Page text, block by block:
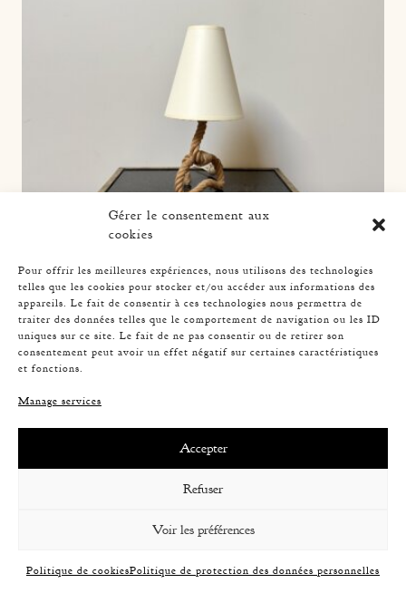
Gérer le consentement aux
cookies
Pour offrir les meilleures expériences, nous utilisons des technologies
telles que les cookies pour stocker et/ou accéder aux informations des
appareils. Le fait de consentir à ces technologies nous permettra de
traiter des données telles que le comportement de navigation ou les ID
uniques sur ce site. Le fait de ne pas consentir ou de retirer son
consentement peut avoir un effet négatif sur certaines caractéristiques
et fonctions.
Manage services
Accepter
Refuser
Voir les préférences
Politique de cookiesPolitique de protection des données personnelles
ROPE TABLE LAMP, AUDOUX-MINNET, 33,5CM 4